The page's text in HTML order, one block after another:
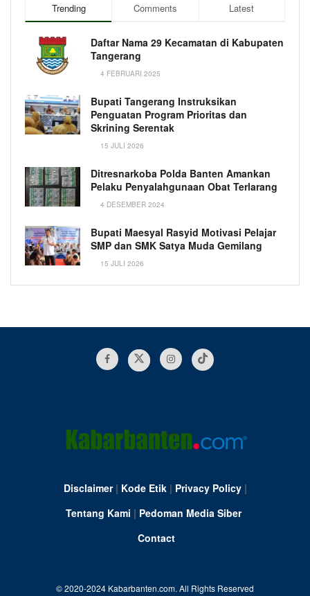
Trending Comments Latest
Daftar Nama 29 Kecamatan di Kabupaten
Tangerang
4 FEBRUARI 2025
Bupati Tangerang Instruksikan
Penguatan Program Prioritas dan
Skrining Serentak
15 JULI 2026
Ditresnarkoba Polda Banten Amankan
Pelaku Penyalahgunaan Obat Terlarang
4 DESEMBER 2024
Bupati Maesyal Rasyid Motivasi Pelajar
SMP dan SMK Satya Muda Gemilang
15 JULI 2026
Disclaimer| Kode Etik| Privacy Policy|
Tentang Kami | Pedoman Media Siber
Contact
© 2020-2024 Kabarbanten.com. All Rights Reserved